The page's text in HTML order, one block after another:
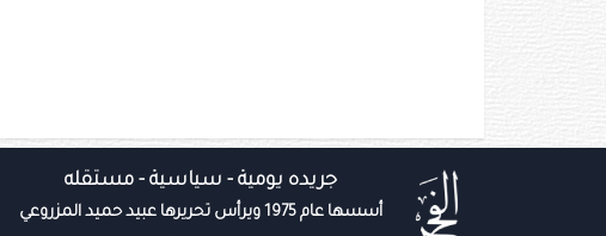
جريده يومية - سياسية - مستقله
أسسها عام 1975 ويرأس تحريرها عبيد حميد المزروعي